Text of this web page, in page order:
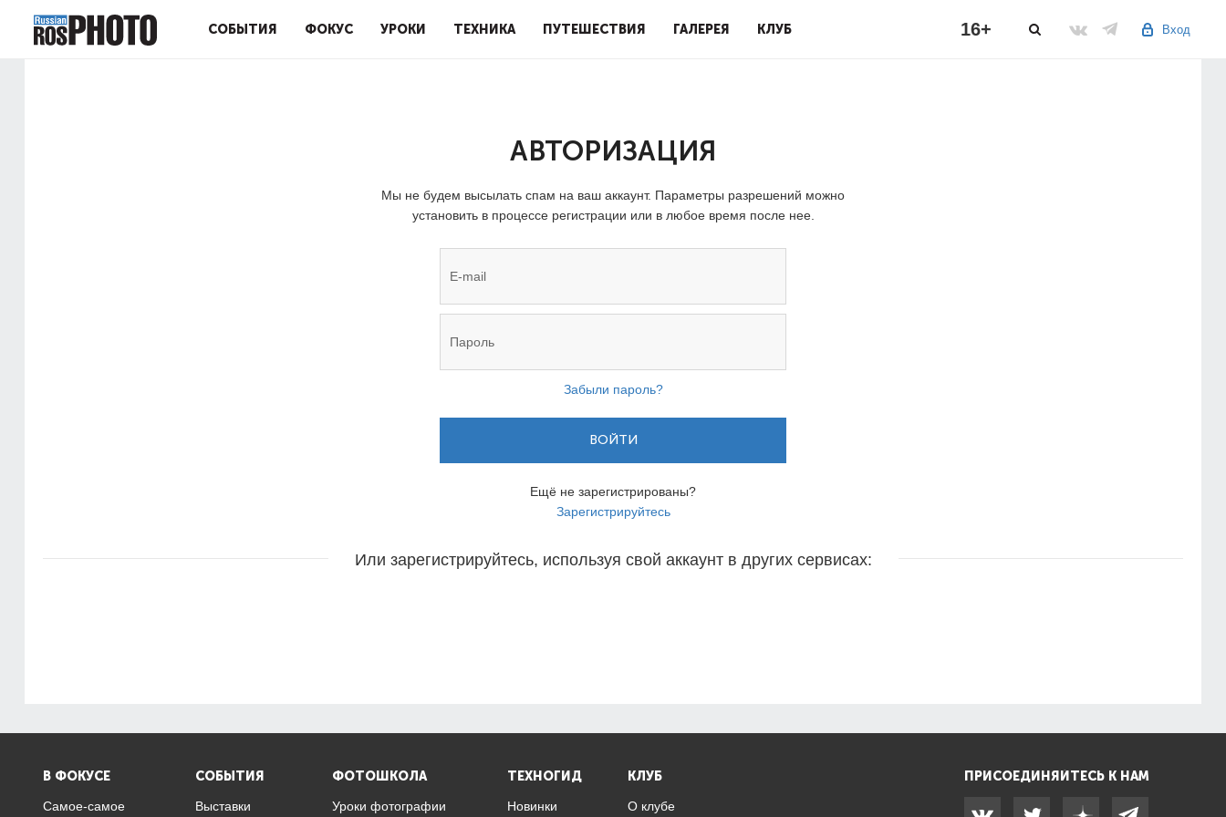
СОБЫТИЯ ФОКУС УРОКИ ТЕХНИКА ПУТЕШЕСТВИЯ ГАЛЕРЕЯ КЛУБ Вход
16+
АВТОРИЗАЦИЯ
Мы не будем высылать спам на ваш аккаунт. Параметры разрешений можно
установить в процессе регистрации или в любое время после нее.
Забыли пароль?
ВОЙТИ
Ещё не зарегистрированы?
Зарегистрируйтесь
Или зарегистрируйтесь, используя свой аккаунт в других сервисах:
В ФОКУСЕ
Самое-самое
СОБЫТИЯ
Выставки
ФОТОШКОЛА
Уроки фотографии
ТЕХНОГИД
Новинки
КЛУБ
О клубе
ПРИСОЕДИНЯЙТЕСЬ К НАМ